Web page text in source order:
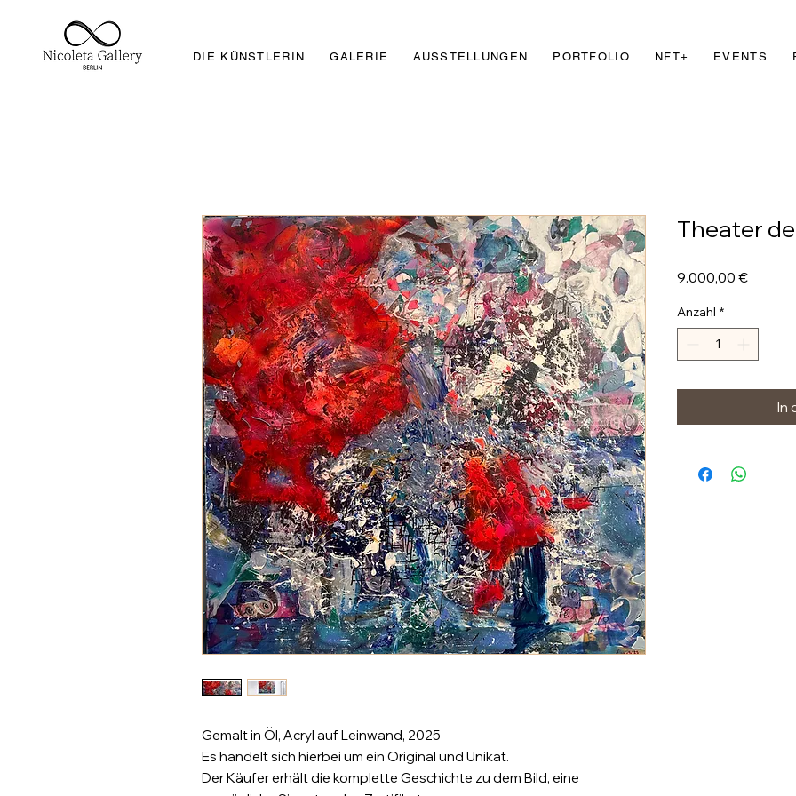
DIE KÜNSTLERIN GALERIE AUSSTELLUNGEN PORTFOLIO NFT+ EVENTS
Gemalt in Öl, Acryl auf Leinwand, 2025
Es handelt sich hierbei um ein Original und Unikat.
Der Käufer erhält die komplette Geschichte zu dem Bild, eine
Theater
9.000,00 €Preis
Anzahl *
In